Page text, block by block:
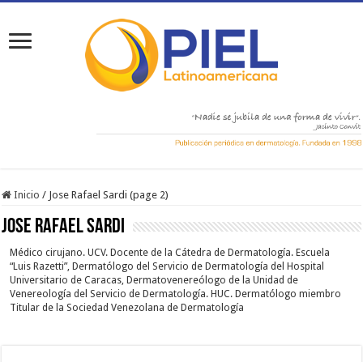
Inicio / Jose Rafael Sardi (page 2)
Jose Rafael Sardi
Médico cirujano. UCV. Docente de la Cátedra de Dermatología. Escuela
“Luis Razetti”, Dermatólogo del Servicio de Dermatología del Hospital
Universitario de Caracas, Dermatovenereólogo de la Unidad de
Venereología del Servicio de Dermatología. HUC. Dermatólogo miembro
Titular de la Sociedad Venezolana de Dermatología